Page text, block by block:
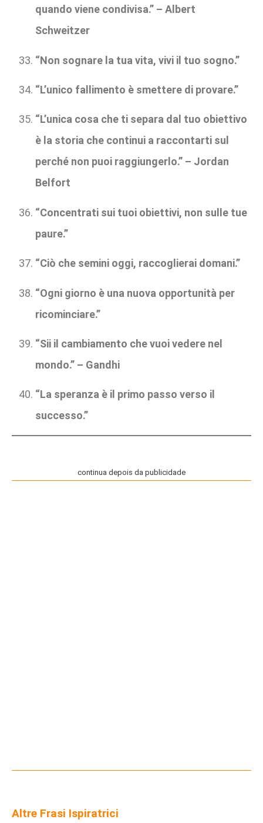
quando viene condivisa.” – Albert
Schweitzer
“Non sognare la tua vita, vivi il tuo sogno.”
“L’unico fallimento è smettere di provare.”
“L’unica cosa che ti separa dal tuo obiettivo
è la storia che continui a raccontarti sul
perché non puoi raggiungerlo.” – Jordan
Belfort
“Concentrati sui tuoi obiettivi, non sulle tue
paure.”
“Ciò che semini oggi, raccoglierai domani.”
“Ogni giorno è una nuova opportunità per
ricominciare.”
“Sii il cambiamento che vuoi vedere nel
mondo.” – Gandhi
“La speranza è il primo passo verso il
successo.”
continua depois da publicidade
Altre Frasi Ispiratrici